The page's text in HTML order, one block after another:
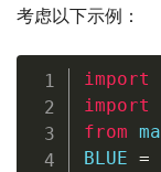
考虑以下示例：
import
import
from
BLUE =